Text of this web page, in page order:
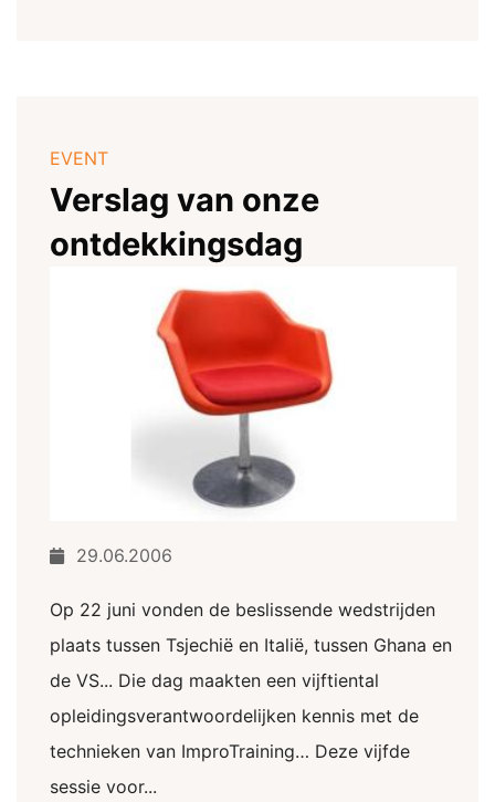
EVENT
Verslag van onze
ontdekkingsdag
29.06.2006
Op 22 juni vonden de beslissende wedstrijden
plaats tussen Tsjechië en Italië, tussen Ghana en
de VS... Die dag maakten een vijftiental
opleidingsverantwoordelijken kennis met de
technieken van ImproTraining… Deze vijfde
sessie voor...